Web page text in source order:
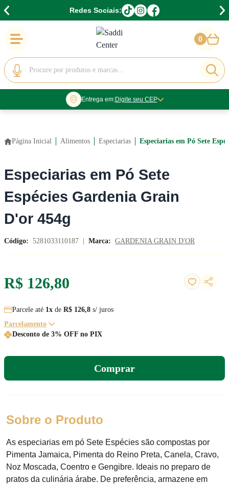
Redes Sociais:
0
Entrega em:Digite seu CEP
Digite seu CEP
Informe o seu CEP para verificar a disponibilidade
de produtos para sua região.
Página Inicial Alimentos Especiarias Especiarias em Pó Sete
Especiarias em Pó Sete
Espécies Gardenia Grain
D'or 454g
Código: 5281033110187 Marca: GARDENIA GRAIN D'OR
R$ 126,80
Parcele até 1x de R$ 126,8 s/ juros
Parcelamento
Desconto de 3% OFF no PIX
Comprar
Sobre o Produto
As especiarias em pó Sete Espécies são compostas por
Pimenta Jamaica, Pimenta do Reino Preta, Canela, Cravo,
Noz Moscada, Coentro e Gengibre. Ideais no preparo de
pratos da culinária árabe. De preferência, armazene em